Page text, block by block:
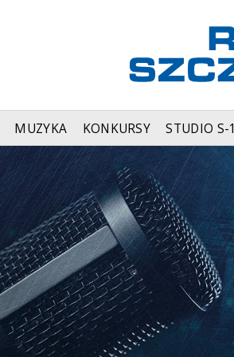
MUZYKA KONKURSY STUDIO S-1